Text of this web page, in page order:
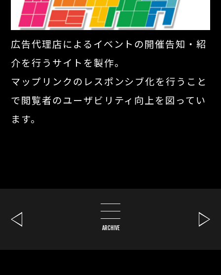
広告代理店によるイベントの開催告知・紹
介を行うサイトを製作。
マップリンクのレスポンシブ化を行うこと
で閲覧者のユーザビリティ向上を図ってい
ます。
ARCHIVE